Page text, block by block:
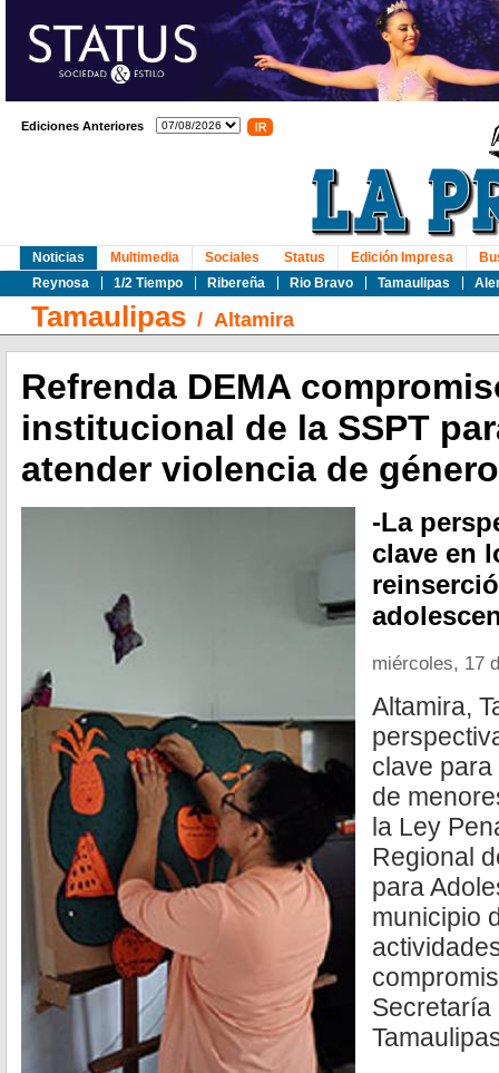
Ediciones Anteriores
Noticias
Reynosa
1/2 Tiempo Ribereña Rio Bravo Tamaulipas
Multimedia Sociales Status Edición Impresa
Tamaulipas / Altamira
Refrenda DEMA
institucional de la SSPT
atender violencia de género
-La
clave en
miércoles, 17
Altamira,
clave
de
la Ley
Regional
para
municipio
Secretaría